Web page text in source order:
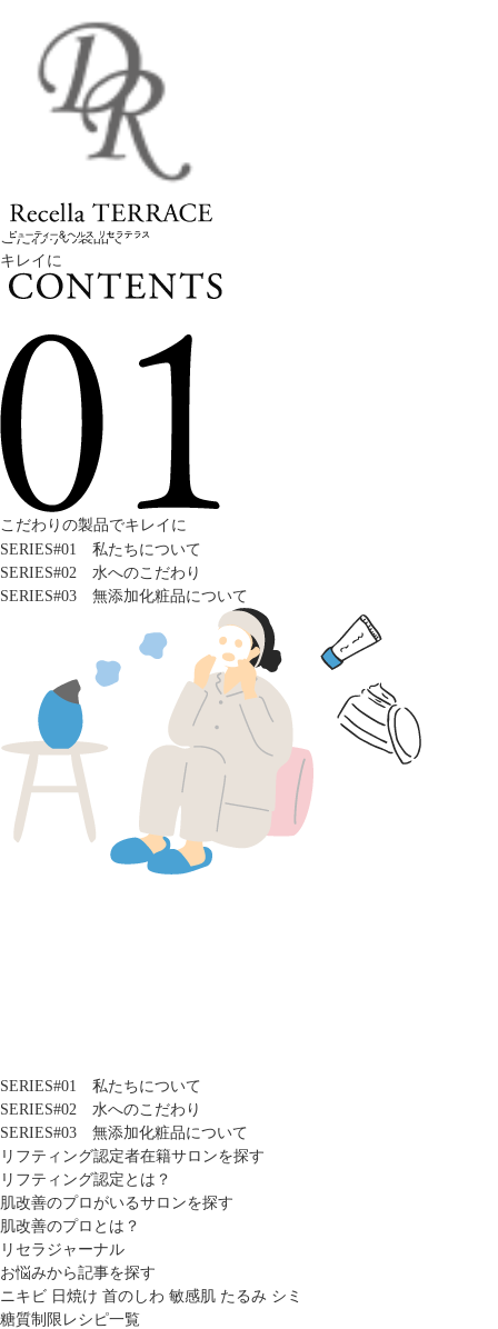
こだわりの製品で
キレイに
こだわりの製品でキレイに
SERIES#01 私たちについて
SERIES#02 水へのこだわり
SERIES#03 無添加化粧品について
SERIES#01 私たちについて
SERIES#02 水へのこだわり
SERIES#03 無添加化粧品について
リフティング認定者在籍サロンを探す
リフティング認定とは？
肌改善のプロがいるサロンを探す
肌改善のプロとは？
リセラジャーナル
お悩みから記事を探す
ニキビ 日焼け 首のしわ 敏感肌 たるみ シミ
糖質制限レシピ一覧